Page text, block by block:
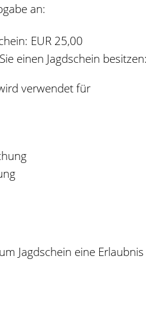
an:
EUR 25,00
einen Jagdschein
verwendet für
Jagdschein eine